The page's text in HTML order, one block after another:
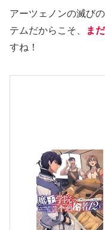
アーツェノンの滅び
テムだからこそ、
ま
すね！